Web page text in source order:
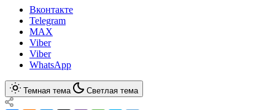
Вконтакте
Telegram
MAX
Viber
Viber
WhatsApp
Темная тема Светлая тема